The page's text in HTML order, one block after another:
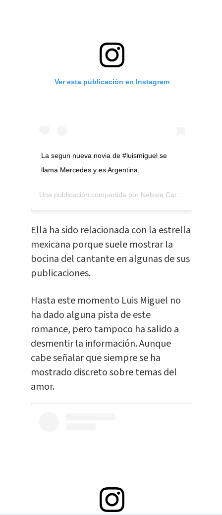
Ver esta publicación en Instagram
La segun nueva novia de #luismiguel se
llama Mercedes y es Argentina.
Una publicación compartida por Nelssie Carrillo
Ella ha sido relacionada con la estrella
mexicana porque suele mostrar la
bocina del cantante en algunas de sus
publicaciones.
Hasta este momento Luis Miguel no
ha dado alguna pista de este
romance, pero tampoco ha salido a
desmentir la información. Aunque
cabe señalar que siempre se ha
mostrado discreto sobre temas del
amor.